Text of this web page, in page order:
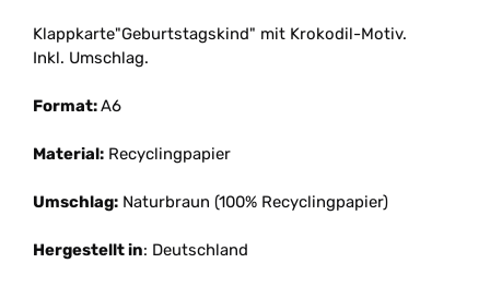
Klappkarte"Geburtstagskind" mit Krokodil-Motiv.
Inkl. Umschlag.
Format:A6
Material: Recyclingpapier
Umschlag: Naturbraun (100% Recyclingpapier)
Hergestellt in: Deutschland